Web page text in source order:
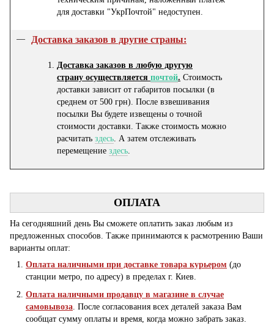
для доставки "УкрПочтой" недоступен.
Доставка заказов в другие страны:
Доставка заказов в любую другую
страну осуществляется почтой. Стоимость
доставки зависит от габаритов посылки (в
среднем от 500 грн). После взвешивания
посылки Вы будете извещены о точной
стоимости доставки. Также стоимость можно
расчитать здесь . А затем отслеживать
перемещение здесь
ОПЛАТА
На сегодняшний день Вы сможете оплатить заказ любым из
предложенных способов. Также принимаются к расмотрению Ваши
варианты оплат:
Оплата наличными при доставке товара курьером (до
станции метро, по адресу) в пределах г. Киев.
Оплата наличными продавцу в магазине в случае
самовывоза . После согласования всех деталей заказа Вам
сообщат сумму оплаты и время, когда можно забрать заказ.